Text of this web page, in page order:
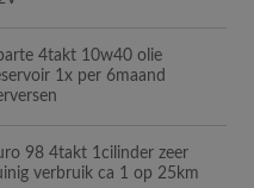
4takt 10w40 olie
1x per 6maand
98 4takt 1cilinder zeer
verbruik ca 1 op 25km